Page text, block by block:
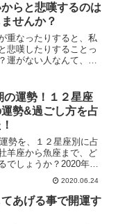
らと悲嘆するのは
せんか？
重なったりすると、私
悲嘆したりすることっ
運がない人なんて、こ
いと思ってる方が抜け
、解説していきます。
の運勢！１２星座
勢&過ごし方を占
勢を、１２星座別に占
羊座から魚座まで、ど
でしょうか？2020年の
方についてご紹介して
の2020年下半期の運勢
2020.06.24
あげる事で開運す